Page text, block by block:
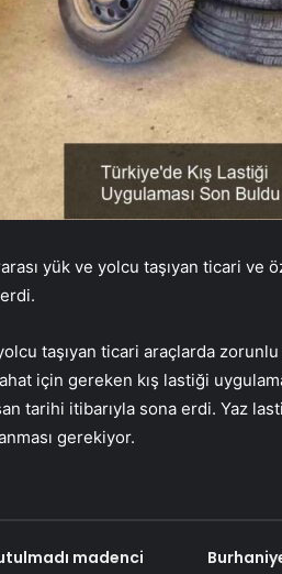
yük ve yolcu taşıyan ticari ve
taşıyan ticari araçlarda
için gereken kış lastiği
tarihi itibarıyla sona erdi. Yaz
gerekiyor.
madenci